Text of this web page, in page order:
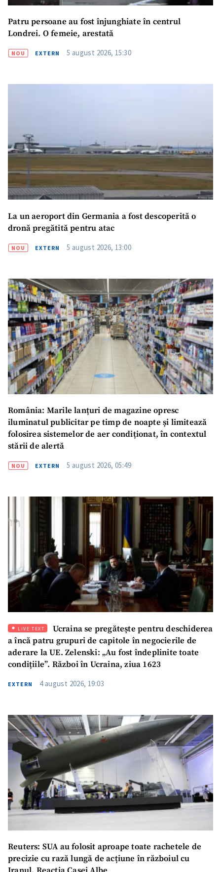
Patru persoane au fost înjunghiate în centrul
Londrei. O femeie, arestată
NOU EXTERN 5 august 2026, 15:30
La un aeroport din Germania a fost descoperită o
dronă pregătită pentru atac
NOU EXTERN 5 august 2026, 13:00
România: Marile lanțuri de magazine opresc
iluminatul publicitar pe timp de noapte și limitează
folosirea sistemelor de aer condiționat, în contextul
stării de alertă
NOU EXTERN 5 august 2026, 05:49
LIVE TEXT
Ucraina se pregătește pentru deschiderea
a încă patru grupuri de capitole în negocierile de
aderare la UE. Zelenski: „Au fost îndeplinite toate
condițiile”. Război în Ucraina, ziua 1623
EXTERN 4 august 2026, 19:03
Reuters: SUA au folosit aproape toate rachetele de
precizie cu rază lungă de acțiune în războiul cu